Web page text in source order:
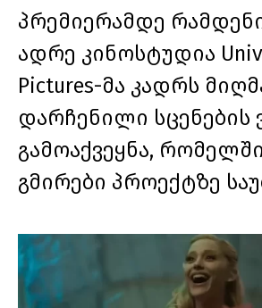
პრემიერამდე
ადრე კინოსტუდია
Pictures-მა კადრს
დარჩენილი სცენების
გამოაქვეყნა,
გმირები პროექტზე